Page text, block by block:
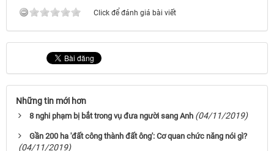
Click để đánh giá bài viết
Những tin mới hơn
8 nghi phạm bị bắt trong vụ đưa người sang Anh (04/11/2019)
Gần 200 ha 'đất công thành đất ông': Cơ quan chức năng nói gì?
(04/11/2019)